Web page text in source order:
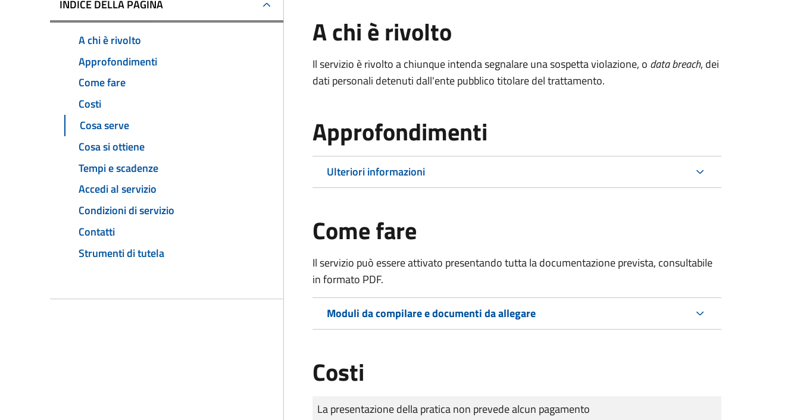
INDICE DELLA PAGINA
A chi è rivolto
Approfondimenti
Come fare
Costi
Cosa serve
Cosa si ottiene
Tempi e scadenze
Accedi al servizio
Condizioni di servizio
Contatti
Strumenti di tutela
A chi è rivolto
Il servizio è rivolto a chiunque intenda segnalare una sospetta violazione, o data breach, dei
dati personali detenuti dall'ente pubblico titolare del trattamento.
Approfondimenti
Ulteriori informazioni
Come fare
Il servizio può essere attivato presentando tutta la documentazione prevista, consultabile
in formato PDF.
Moduli da compilare e documenti da allegare
Costi
Tipo di pagamento
Importo
La presentazione della pratica non prevede alcun pagamento